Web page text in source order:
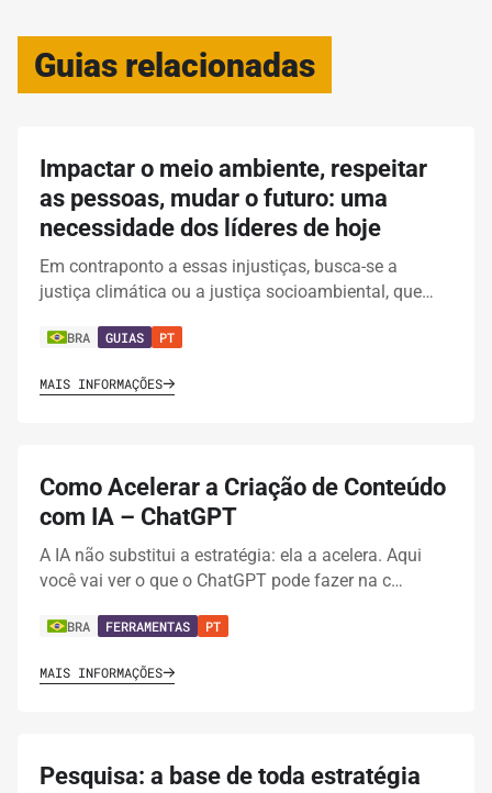
Guias relacionadas
Impactar o meio ambiente, respeitar
as pessoas, mudar o futuro: uma
necessidade dos líderes de hoje
Em contraponto a essas injustiças, busca-se a
justiça climática ou a justiça socioambiental, que…
BRA GUIAS PT
MAIS INFORMAÇÕES
Como Acelerar a Criação de Conteúdo
com IA – ChatGPT
A IA não substitui a estratégia: ela a acelera. Aqui
você vai ver o que o ChatGPT pode fazer na c…
BRA FERRAMENTAS PT
MAIS INFORMAÇÕES
Pesquisa: a base de toda estratégia